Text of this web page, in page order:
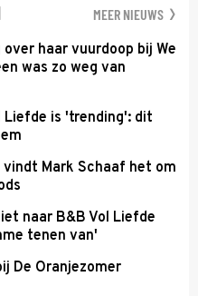
MEER NIEUWS
haar vuurdoop bij We
was zo weg van
is 'trending': dit
vindt Mark Schaaf het om
naar B&B Vol Liefde
tenen van'
De Oranjezomer